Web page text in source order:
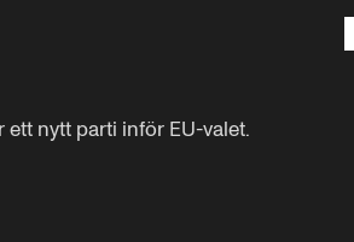
nytt parti inför EU-valet.